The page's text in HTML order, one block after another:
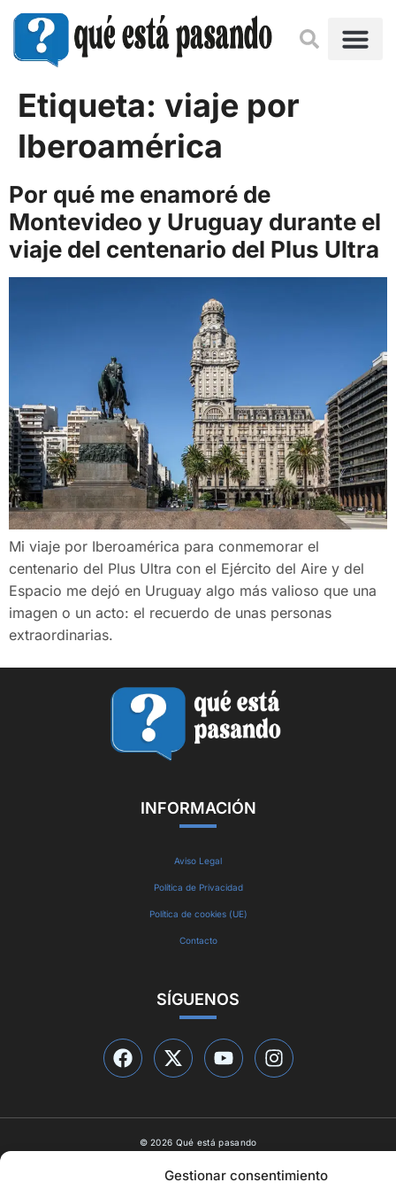
Gestionar consentimiento
Etiqueta: viaje por
Iberoamérica
Por qué me enamoré de
Montevideo y Uruguay durante el
viaje del centenario del Plus Ultra
Mi viaje por Iberoamérica para conmemorar el
centenario del Plus Ultra con el Ejército del Aire y del
Espacio me dejó en Uruguay algo más valioso que una
imagen o un acto: el recuerdo de unas personas
extraordinarias.
INFORMACIÓN
Aviso Legal
Política de Privacidad
Política de cookies (UE)
Contacto
SÍGUENOS
© 2026 Qué está pasando